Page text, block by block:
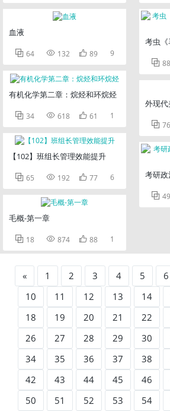
血液
 64  132  89 9
有机化学第二章：烷烃和环烷烃
 34  618  61 1
【102】班组长管理效能提升
 65  192  77 6
毛概-第一章
 18  874  88 1
考虫
 88
外现
 76
考研
 49
« 1 2 3 4 5 6
10
11 12 13 14
18
19 20 21 22
26
27 28 29 30
34
35 36 37 38
42
43 44 45 46
50
51 52 53 54